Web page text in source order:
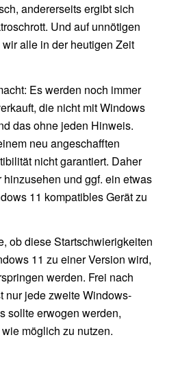
andererseits ergibt sich
Und auf unnötigen
alle in der heutigen Zeit
Es werden noch immer
die nicht mit Windows
das ohne jeden Hinweis.
neu angeschafften
nicht garantiert. Daher
und ggf. ein etwas
11 kompatibles Gerät zu
ob diese Startschwierigkeiten
11 zu einer Version wird,
werden. Frei nach
nur jede zweite Windows-
sollte erwogen werden,
möglich zu nutzen.